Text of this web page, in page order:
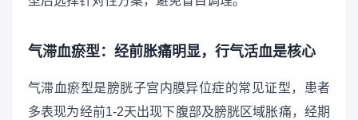
气滞血瘀型：经前胀痛明显，行气活血是核心
气滞血瘀型是膀胱子宫内膜异位症的常见证型，患者
多表现为经前1-2天出现下腹部及膀胱区域胀痛，经期